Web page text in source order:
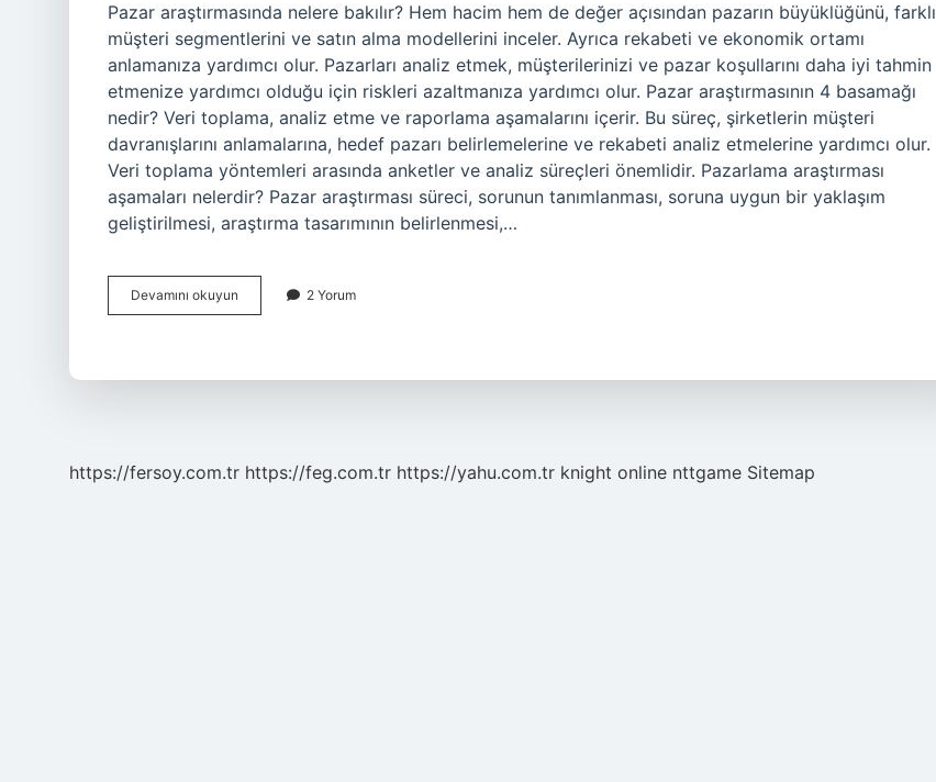
Pazar araştırmasında nelere bakılır? Hem hacim hem de değer açısından pazarın büyüklüğünü, farklı
müşteri segmentlerini ve satın alma modellerini inceler. Ayrıca rekabeti ve ekonomik ortamı
anlamanıza yardımcı olur. Pazarları analiz etmek, müşterilerinizi ve pazar koşullarını daha iyi tahmin
etmenize yardımcı olduğu için riskleri azaltmanıza yardımcı olur. Pazar araştırmasının 4 basamağı
nedir? Veri toplama, analiz etme ve raporlama aşamalarını içerir. Bu süreç, şirketlerin müşteri
davranışlarını anlamalarına, hedef pazarı belirlemelerine ve rekabeti analiz etmelerine yardımcı olur.
Veri toplama yöntemleri arasında anketler ve analiz süreçleri önemlidir. Pazarlama araştırması
aşamaları nelerdir? Pazar araştırması süreci, sorunun tanımlanması, soruna uygun bir yaklaşım
geliştirilmesi, araştırma tasarımının belirlenmesi,…
Devamını okuyun
Araştırması
2 Yorum
https://fersoy.com.tr https://feg.com.tr https://yahu.com.tr knight online nttgame Sitemap